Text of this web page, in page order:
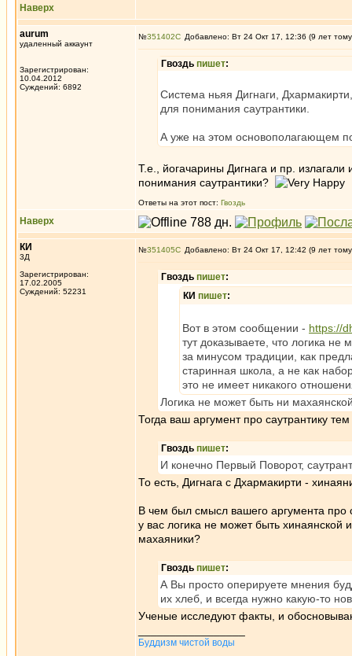
Наверх
aurum
удаленный аккаунт
Зарегистрирован:
10.04.2012
Суждений: 6892
№351402 Добавлено: Вт 24 Окт 17, 12:36 (9 лет
Гвоздь пишет:
Система ньяя Дигнаги,
для понимания саутрантики.
А уже на этом основополагающем
Т.е., йогачарины Дигнага и пр.
понимания саутрантики?
Ответы на этот пост: Гвоздь
Наверх
КИ
3Д
Зарегистрирован:
17.02.2005
Суждений: 52231
№351405 Добавлено: Вт 24 Окт 17, 12:42 (9 лет
Гвоздь пишет:
КИ пишет:
Вот в этом сообщении - https://
тут доказываете, что логика не
за минусом традиции, как
старинная школа, а не как
это не имеет никакого
Логика не может быть ни
Тогда ваш аргумент про саутрантику
Гвоздь пишет:
И конечно Первый Поворот,
То есть, Дигнага с Дхармакирти -
В чем был смысл вашего аргумента про
у вас логика не может быть
махаяники?
Гвоздь пишет:
А Вы просто оперируете мнения
их хлеб, и всегда нужно какую-то
Ученые исследуют факты, и
Буддизм чистой воды